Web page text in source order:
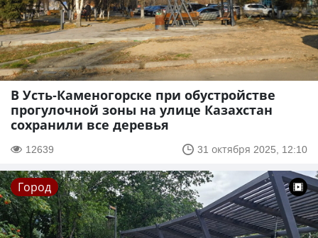
В Усть-Каменогорске при обустройстве
прогулочной зоны на улице Казахстан
сохранили все деревья
12639 31 октября 2025, 12:10
Город